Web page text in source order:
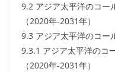
9.2 アジア太平洋のコー
（2020年-2031年）
9.3 アジア太平洋のコー
9.3.1 アジア太平洋のコ
（2020年-2031年）